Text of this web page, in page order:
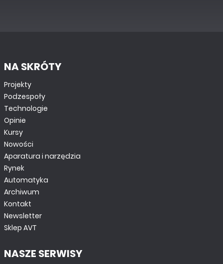
NA SKRÓTY
Projekty
Podzespoły
Technologie
Opinie
Kursy
Nowości
Aparatura i narzędzia
Rynek
Automatyka
Archiwum
Kontakt
Newsletter
Sklep AVT
NASZE SERWISY